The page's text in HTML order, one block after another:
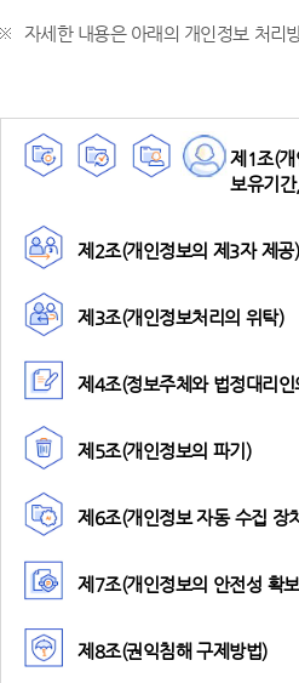
자세한 내용은 아래의 개인정보 처리
제1조(개
보유기
제2조(개인정보의 제3자 제공)
제3조(개인정보처리의 위탁)
제4조(정보주체와 법정대리
제5조(개인정보의 파기)
제6조(개인정보 자동 수집
제7조(개인정보의 안전성 확
제8조(권익침해 구제방법)